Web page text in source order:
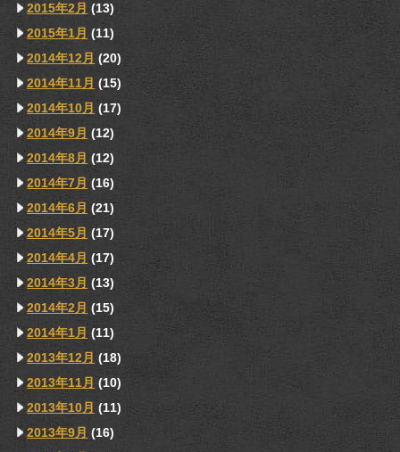
2015年2月 (13)
2015年1月 (11)
2014年12月 (20)
2014年11月 (15)
2014年10月 (17)
2014年9月 (12)
2014年8月 (12)
2014年7月 (16)
2014年6月 (21)
2014年5月 (17)
2014年4月 (17)
2014年3月 (13)
2014年2月 (15)
2014年1月 (11)
2013年12月 (18)
2013年11月 (10)
2013年10月 (11)
2013年9月 (16)